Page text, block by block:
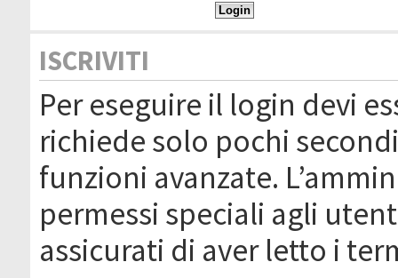
ISCRIVITI
Per eseguire il login devi
richiede solo pochi
funzioni avanzate.
permessi speciali agli
assicurati di aver letto i